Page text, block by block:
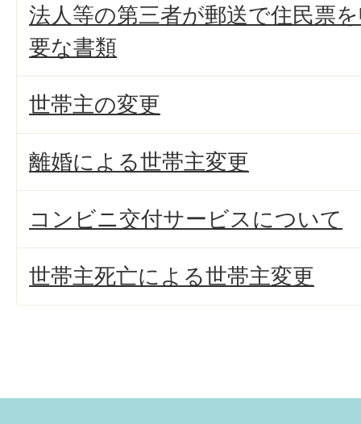
法人等の第三者が郵送で住民票
要な書類
世帯主の変更
離婚による世帯主変更
コンビニ交付サービスについて
世帯主死亡による世帯主変更